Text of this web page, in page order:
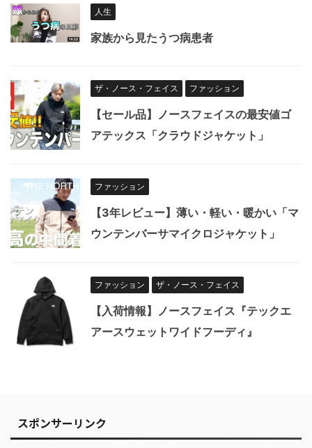
人生
家族から見たうつ病患者
ザ・ノース・フェイス ファッション
【セール品】ノースフェイスの最安値ゴ
アテックス「クラウドジャケット」
ファッション
【3年レビュー】薄い・軽い・暖かい「マ
ウンテンバーサマイクロジャケット」
ファッション ザ・ノース・フェイス
【入荷情報】ノースフェイス『テックエ
アースウェットワイドフーディ』
スポンサーリンク